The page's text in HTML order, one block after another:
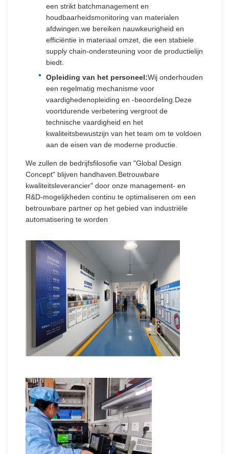
een strikt batchmanagement en
houdbaarheidsmonitoring van materialen
afdwingen.we bereiken nauwkeurigheid en
efficiëntie in materiaal omzet, die een stabiele
supply chain-ondersteuning voor de productielijn
biedt.
Opleiding van het personeel:Wij onderhouden
een regelmatig mechanisme voor
vaardighedenopleiding en -beoordeling.Deze
voortdurende verbetering vergroot de
technische vaardigheid en het
kwaliteitsbewustzijn van het team om te voldoen
aan de eisen van de moderne productie.
We zullen de bedrijfsfilosofie van "Global Design
Concept" blijven handhaven.Betrouwbare
kwaliteitsleverancier" door onze management- en
R&D-mogelijkheden continu te optimaliseren om een
betrouwbare partner op het gebied van industriële
automatisering te worden